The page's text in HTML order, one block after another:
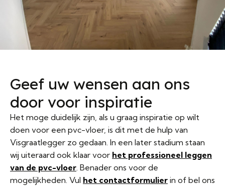
Geef uw wensen aan ons
door voor inspiratie
Het moge duidelijk zijn, als u graag inspiratie op wilt
doen voor een pvc-vloer, is dit met de hulp van
Visgraatlegger zo gedaan. In een later stadium staan
wij uiteraard ook klaar voor het professioneel leggen
van de pvc-vloer. Benader ons voor de
mogelijkheden. Vul het contactformulier in of bel ons